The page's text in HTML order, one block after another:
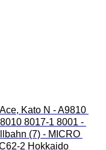
Kato N - A9810
8017-1 8001 -
(7) - MICRO
2 Hokkaido